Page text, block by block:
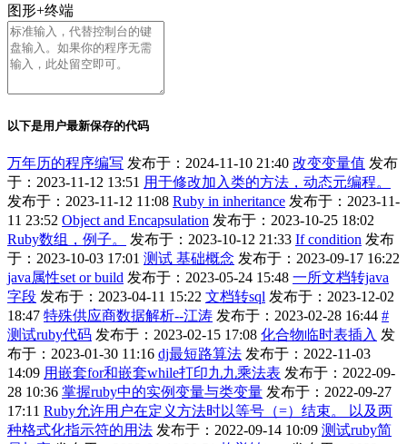
图形+终端
以下是用户最新保存的代码
万年历的程序编写 发布于：2024-11-10 21:40 改变变量值 发布
于：2023-11-12 13:51 用于修改加入类的方法，动态元编程。
发布于：2023-11-12 11:08 Ruby in inheritance 发布于：2023-11-
11 23:52 Object and Encapsulation 发布于：2023-10-25 18:02
Ruby数组，例子。
发布于：2023-10-12 21:33 If condition 发布
于：2023-10-03 17:01 测试 基础概念 发布于：2023-09-17 16:22
java属性set or build 发布于：2023-05-24 15:48 一所文档转java
字段 发布于：2023-04-11 15:22 文档转sql 发布于：2023-12-02
18:47 特殊供应商数据解析--江涛 发布于：2023-02-28 16:44 #
测试ruby代码 发布于：2023-02-15 17:08 化合物临时表插入 发
布于：2023-01-30 11:16 dj最短路算法 发布于：2022-11-03
14:09 用嵌套for和嵌套while打印九九乘法表 发布于：2022-09-
28 10:36 掌握ruby中的实例变量与类变量 发布于：2022-09-27
17:11 Ruby允许用户在定义方法时以等号（=）结束。 以及两
种格式化指示符的用法 发布于：2022-09-14 10:09 测试ruby简